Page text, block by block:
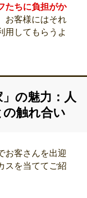
たちに負担がか
お客様にはそれ
用してもらうよ
の魅力：人
触れ合い
お客さんを出迎
スを当ててご紹